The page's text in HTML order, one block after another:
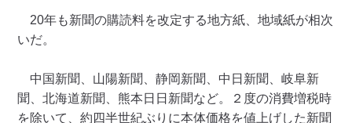
20年も新聞の購読料を改定する地方紙、地域紙が相次
いだ。
中国新聞、山陽新聞、静岡新聞、中日新聞、岐阜新
聞、北海道新聞、熊本日日新聞など。２度の消費増税時
を除いて、約四半世紀ぶりに本体価格を値上げした新聞